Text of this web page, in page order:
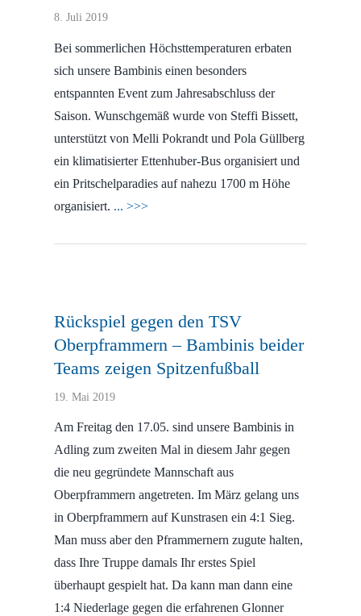
8. Juli 2019
Bei sommerlichen Höchsttemperaturen erbaten
sich unsere Bambinis einen besonders
entspannten Event zum Jahresabschluss der
Saison. Wunschgemäß wurde von Steffi Bissett,
unterstützt von Melli Pokrandt und Pola Güllberg
ein klimatisierter Ettenhuber-Bus organisiert und
ein Pritschelparadies auf nahezu 1700 m Höhe
organisiert. ... >>>
Rückspiel gegen den TSV
Oberpframmern – Bambinis beider
Teams zeigen Spitzenfußball
19. Mai 2019
Am Freitag den 17.05. sind unsere Bambinis in
Adling zum zweiten Mal in diesem Jahr gegen
die neu gegründete Mannschaft aus
Oberpframmern angetreten. Im März gelang uns
in Oberpframmern auf Kunstrasen ein 4:1 Sieg.
Man muss aber den Pframmernern zugute halten,
dass Ihre Truppe damals Ihr erstes Spiel
überhaupt gespielt hat. Da kann man dann eine
1:4 Niederlage gegen die erfahrenen Glonner